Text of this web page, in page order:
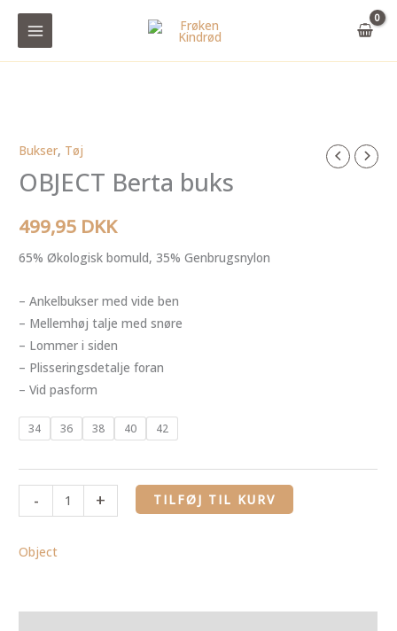
Bukser, Tøj
OBJECT Berta buks
499,95 DKK
65% Økologisk bomuld, 35% Genbrugsnylon
– Ankelbukser med vide ben
– Mellemhøj talje med snøre
– Lommer i siden
– Plisseringsdetalje foran
– Vid pasform
34 36 38 40 42
-
OBJECT
Berta
antal
+ TILFØJ TIL KURV
Object